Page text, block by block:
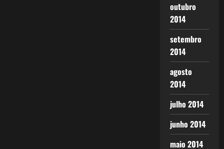
outubro
2014
setembro
2014
agosto
2014
julho 2014
junho 2014
maio 2014